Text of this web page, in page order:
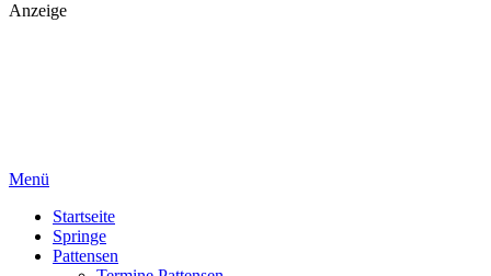
Anzeige
Menü
Startseite
Springe
Pattensen